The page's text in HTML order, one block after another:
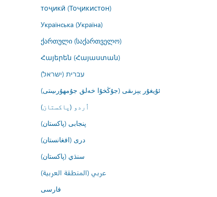
тоҷикӣ (Тоҷикистон)
Українська (Україна)
ქართული (საქართველო)
Հայերեն (Հայաստան)
עברית (ישראל)
ئۇيغۇر يېزىقى (جۇڭخۇا خەلق جۇمھۇرىيىتى)
اُردو (پاکستان)
پنجابی (پاکستان)
درى (افغانستان)
سنڌي (پاکستان)
عربي (المنطقة العربية)
فارسى